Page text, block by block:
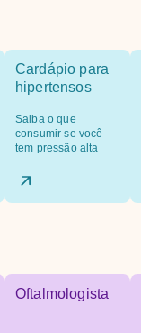
Cardápio para
hipertensos
Saiba o que
consumir se você
tem pressão alta
Oftalmologista